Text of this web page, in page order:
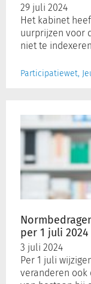
29 juli 2024
Het kabinet
uurprijzen voor
niet te
Participatiewet,
per 1 juli 2024
3 juli 2024
Per 1 juli
veranderen ook
kwijtschelding
belastingen